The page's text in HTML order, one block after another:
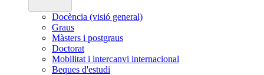
Docència (visió general)
Graus
Màsters i postgraus
Doctorat
Mobilitat i intercanvi internacional
Beques d'estudi